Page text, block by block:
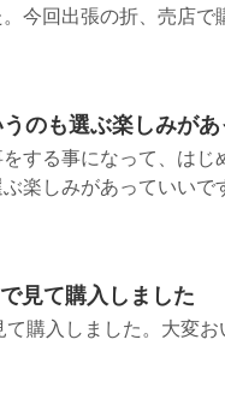
今回出張の折、売店で
のも選ぶ楽しみが
する事になって、は
楽しみがあっていいで
見て購入しました
購入しました。大変お